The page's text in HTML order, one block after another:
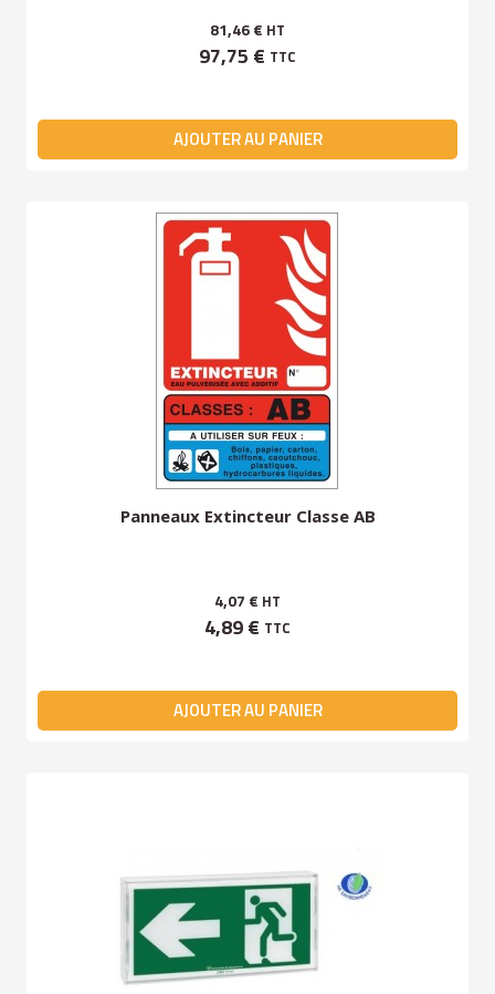
81,46 € HT
97,75 € TTC
AJOUTER AU PANIER
Panneaux Extincteur Classe AB
4,07 € HT
4,89 € TTC
AJOUTER AU PANIER